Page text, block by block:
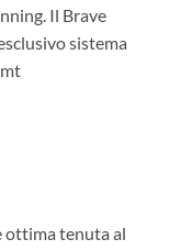
Il Brave
sistema
ottima tenuta al